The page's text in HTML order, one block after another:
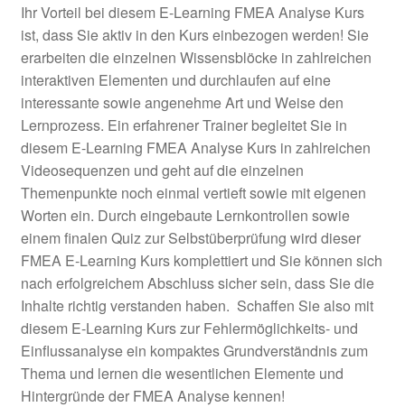
Ihr Vorteil bei diesem E-Learning FMEA Analyse Kurs
ist, dass Sie aktiv in den Kurs einbezogen werden! Sie
erarbeiten die einzelnen Wissensblöcke in zahlreichen
interaktiven Elementen und durchlaufen auf eine
interessante sowie angenehme Art und Weise den
Lernprozess. Ein erfahrener Trainer begleitet Sie in
diesem E-Learning FMEA Analyse Kurs in zahlreichen
Videosequenzen und geht auf die einzelnen
Themenpunkte noch einmal vertieft sowie mit eigenen
Worten ein. Durch eingebaute Lernkontrollen sowie
einem finalen Quiz zur Selbstüberprüfung wird dieser
FMEA E-Learning Kurs komplettiert und Sie können sich
nach erfolgreichem Abschluss sicher sein, dass Sie die
Inhalte richtig verstanden haben. Schaffen Sie also mit
diesem E-Learning Kurs zur Fehlermöglichkeits- und
Einflussanalyse ein kompaktes Grundverständnis zum
Thema und lernen die wesentlichen Elemente und
Hintergründe der FMEA Analyse kennen!